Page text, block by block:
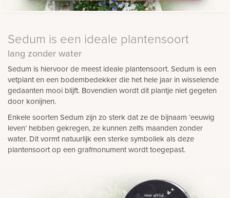
Sedum is een ideale plantensoort
lang zonder water
Sedum is hiervoor de meest ideale plantensoort. Sedum is een
vetplant en een bodembedekker die het hele jaar in wisselende
gedaanten mooi blijft. Bovendien wordt dit plantje niet gegeten
door konijnen.
Enkele soorten Sedum zijn zo sterk dat ze de bijnaam ‘eeuwig
leven’ hebben gekregen, ze kunnen zelfs maanden zonder
water. Dit vormt natuurlijk een sterke symboliek als deze
plantensoort op een grafmonument wordt toegepast.